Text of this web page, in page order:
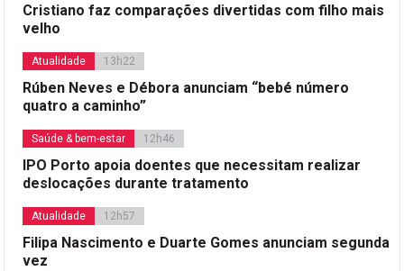
Cristiano faz comparações divertidas com filho mais
velho
Atualidade 13h22
Rúben Neves e Débora anunciam “bebé número
quatro a caminho”
Saúde & bem-estar 12h46
IPO Porto apoia doentes que necessitam realizar
deslocações durante tratamento
Atualidade 12h57
Filipa Nascimento e Duarte Gomes anunciam segunda
vez